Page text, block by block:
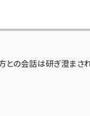
との会話は研ぎ澄まさ